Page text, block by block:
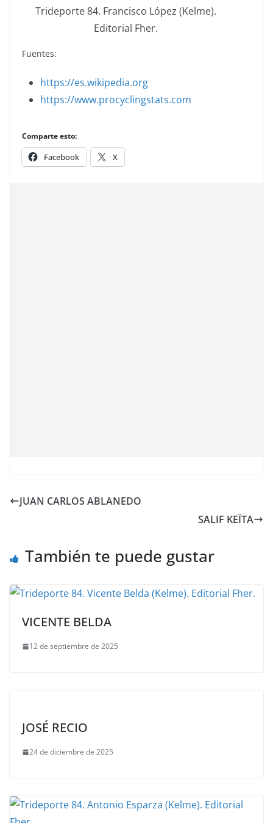
Trideporte 84. Francisco López (Kelme).
Editorial Fher.
Fuentes:
https://es.wikipedia.org
https://www.procyclingstats.com
Comparte esto:
Facebook X
JUAN CARLOS ABLANEDO
SALIF KEÏTA
También te puede gustar
VICENTE BELDA
12 de septiembre de 2025
JOSÉ RECIO
24 de diciembre de 2025